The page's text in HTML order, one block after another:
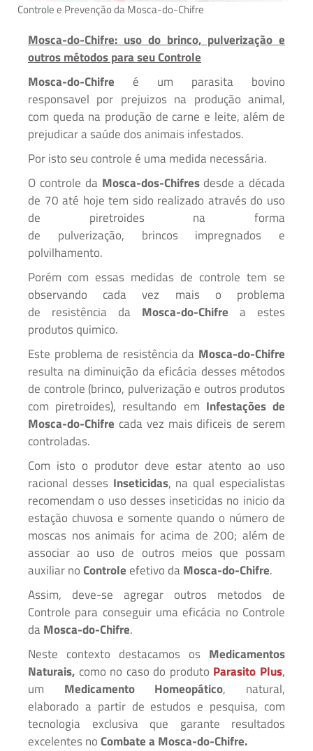
Controle e Prevenção da Mosca-do-Chifre
Mosca-do-Chifre: uso do brinco, pulverização e
outros métodos para seu Controle
Mosca-do-Chifre é um parasita bovino
responsavel por prejuizos na produção animal,
com queda na produção de carne e leite, além de
prejudicar a saúde dos animais infestados.
Por isto seu controle é uma medida necessária.
O controle da Mosca-dos-Chifresdesde a década
de 70 até hoje tem sido realizado através do uso
de piretroides na forma
de pulverização, brincos impregnados e
polvilhamento.
Porém com essas medidas de controle tem se
observando cada vez mais o problema
de resistência da Mosca-do-Chifre a estes
produtos quimico.
Este problema de resistência da Mosca-do-Chifre
resulta na diminuição da eficácia desses métodos
de controle (brinco, pulverização e outros produtos
com piretroides), resultando em Infestações de
Mosca-do-Chifre cada vez mais dificeis de serem
controladas.
Com isto o produtor deve estar atento ao uso
racional desses Inseticidas, na qual especialistas
recomendam o uso desses inseticidas no inicio da
estação chuvosa e somente quando o número de
moscas nos animais for acima de 200; além de
associar ao uso de outros meios que possam
auxiliar noControle efetivo daMosca-do-Chifre.
Assim, deve-se agregar outros metodos de
Controle para conseguir uma eficácia no Controle
daMosca-do-Chifre.
Neste contexto destacamos os Medicamentos
Naturais, como no caso do produto Parasito Plus,
um Medicamento Homeopático, natural,
elaborado a partir de estudos e pesquisa, com
tecnologia exclusiva que garante resultados
excelentes noCombate a Mosca-do-Chifre.